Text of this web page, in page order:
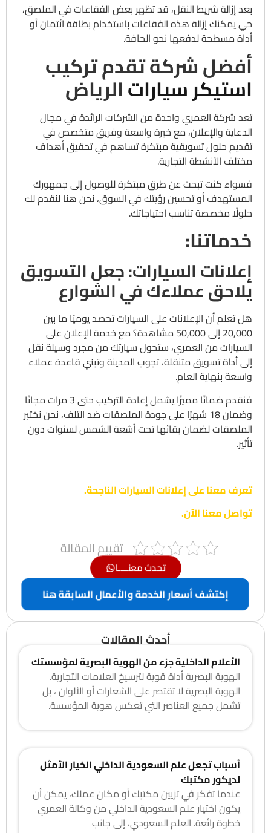
بعد إزالة شريط النقل، قد تظهر بعض الفقاعات في الملصق،
حي يمكنك إزالة هذه الفقاعات باستخدام بطاقة ائتمان أو
أداة مسطحة لدفعها نحو الحافة.
أفضل شركة تقدم تركيب
استيكر سياراتالرياض
تعد شركة العمري واحدة من الشركات الرائدة في مجال
الدعاية والإعلان، مع خبرة واسعة وفريق متخصص في
تقديم حلول تسويقية مبتكرة تساهم في تحقيق أهداف
مختلف الأنشطة التجارية.
فسواء كنت تبحث عن طرق مبتكرة للوصول إلى جمهورك
المستهدف أو تحسين رؤيتك في السوق، نحن هنا لنقدم لك
حلولًا مخصصة تناسب احتياجاتك.
خدماتنا:
إعلانات السيارات: جعل التسويق
يلاحق عملاءك في الشوارع
هل تعلم أن الإعلانات على السيارات تحصد يوميًا ما بين
20,000 إلى 50,000 مشاهدة؟ مع خدمة الإعلان على
السيارات من العمري، ستحول سيارتك من مجرد وسيلة نقل
إلى أداة تسويق متنقلة، تجوب المدينة وتبني قاعدة عملاء
واسعة بنهاية العام.
فنقدم ضمانًا مميزًا يشمل إعادة التركيب حتى 3 مرات مجانًا
وضمان 18 شهرًا على جودة الملصقات ضد التلف، نحن نختبر
الملصقات لضمان بقائها تحت أشعة الشمس لسنوات دون
تأثير.
تعرف معنا على إعلانات السيارات الناجحة.
تواصل معنا الآن.
تقييم المقالة
تحدث معنــــا
إكتشف أسعار الخدمة والأعمال السابقة هنا
أحدث المقالات
الأعلام الداخلية جزء من الهوية البصرية لمؤسستك
الهوية البصرية أداة قوية لترسيخ العلامات التجارية.
الهوية البصرية لا تقتصر على الشعارات أو الألوان ، بل
تشمل جميع العناصر التي تعكس هوية المؤسسة.
أسباب تجعل علم السعودية الداخلي الخيار الأمثل
لديكور مكتبك
عندما تفكر في تزيين مكتبك أو مكان عملك، يمكن أن
يكون اختيار علم السعودية الداخلي من وكالة العمري
خطوة رائعة. العلم السعودي، إلى جانب